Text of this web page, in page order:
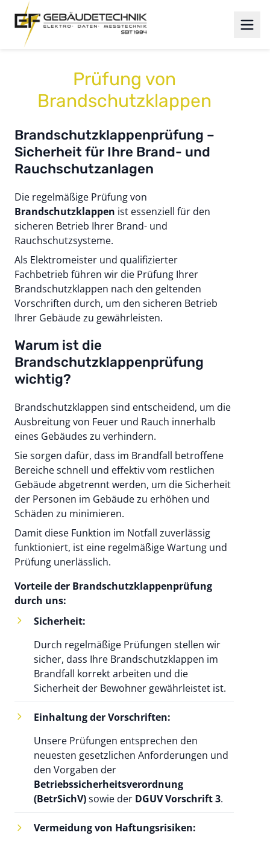
Prüfung von
Brandschutzklappen
Brandschutzklappenprüfung –
Sicherheit für Ihre Brand- und
Rauchschutzanlagen
Die regelmäßige Prüfung von
Brandschutzklappen ist essenziell für den
sicheren Betrieb Ihrer Brand- und
Rauchschutzsysteme.
Als Elektromeister und qualifizierter
Fachbetrieb führen wir die Prüfung Ihrer
Brandschutzklappen nach den geltenden
Vorschriften durch, um den sicheren Betrieb
Ihrer Gebäude zu gewährleisten.
Warum ist die
Brandschutzklappenprüfung
wichtig?
Brandschutzklappen sind entscheidend, um die
Ausbreitung von Feuer und Rauch innerhalb
eines Gebäudes zu verhindern.
Sie sorgen dafür, dass im Brandfall betroffene
Bereiche schnell und effektiv vom restlichen
Gebäude abgetrennt werden, um die Sicherheit
der Personen im Gebäude zu erhöhen und
Schäden zu minimieren.
Damit diese Funktion im Notfall zuverlässig
funktioniert, ist eine regelmäßige Wartung und
Prüfung unerlässlich.
Vorteile der Brandschutzklappenprüfung
durch uns:
Sicherheit:
Durch regelmäßige Prüfungen stellen wir
sicher, dass Ihre Brandschutzklappen im
Brandfall korrekt arbeiten und die
Sicherheit der Bewohner gewährleistet ist.
Einhaltung der Vorschriften:
Unsere Prüfungen entsprechen den
neuesten gesetzlichen Anforderungen und
den Vorgaben der
Betriebssicherheitsverordnung
(BetrSichV)sowie der DGUV Vorschrift 3.
Vermeidung von Haftungsrisiken: